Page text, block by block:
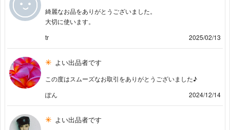
綺麗なお品をありがとうございました。
大切に使います。
tr
2025/02/13
よい出品者です
この度はスムーズなお取引をありがとうございました♪
ぽん
2024/12/14
よい出品者です